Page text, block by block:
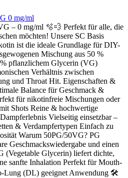
0 mg/ml
– 0 mg/ml 🫧💨 Perfekt für alle, die
möchten! Unsere SC Basis
ist die ideale Grundlage für DIY-
Mischung aus 50 %
pflanzlichem Glycerin (VG)
Verhältnis zwischen
und Throat Hit. Eigenschaften &
Balance für Geschmack &
für nikotinfreie Mischungen oder
Shots Reine & hochwertige
Vielseitig einsetzbar –
& Verdampfertypen Einfach zu
Warum 50PG/50VG? PG
Geschmackswiedergabe und einen
(Vegetable Glycerin) liefert dichte,
sanfte Inhalation Perfekt für Mouth-
Lung (DL) geeignet Anwendung 🛠️